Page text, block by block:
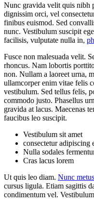
Nunc gravida velit quis nibh
dignissim orci, vel
finibus euismod. Sed
nunc. Vestibulum suscipit
facilisis, vulputate nulla in,
Fusce non malesuada velit.
rhoncus. Nam lobortis
non. Nullam a laoreet urna,
ullamcorper enim vitae felis
vestibulum. Sed tellus felis,
commodo justo. Phasellus
gravida at lacus. Maecenas
faucibus leo suscipit.
Vestibulum sit amet
consectetur adipiscing
Nulla sodales
Cras lacus lorem
Ut quis leo diam. Nunc
cursus ligula. Etiam sagittis
condimentum vel.